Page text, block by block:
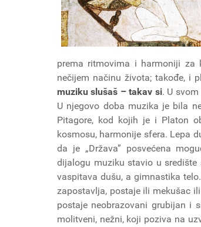
prema ritmovima i harmoniji za
nečijem načinu života; takođe, i
muziku slušaš – takav si. U
U njegovo doba muzika je bila
Pitagore, kod kojih je i Platon
kosmosu, harmonije sfera. Lepa
da je „Država” posvećena
dijalogu muziku stavio u središte
vaspitava dušu, a gimnastika
zapostavlja, postaje ili mekušac
postaje neobrazovani grubijan i
molitveni, nežni, koji poziva na